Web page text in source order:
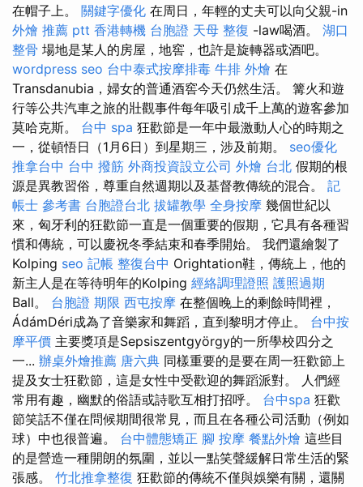
在帽子上。 關鍵字優化 在周日，年輕的丈夫可以向父親-in
外燴 推薦 ptt 香港轉機 台胞證 天母 整復 -law喝酒。 湖口
整骨 場地是某人的房屋，地窖，也許是旋轉器或酒吧。
wordpress seo 台中泰式按摩排毒 牛排 外燴 在
Transdanubia，婦女的普通酒窖今天仍然生活。 篝火和遊
行等公共汽車之旅的壯觀事件每年吸引成千上萬的遊客參加
莫哈克斯。 台中 spa 狂歡節是一年中最激動人心的時期之
一，從頓悟日（1月6日）到星期三，涉及前期。 seo優化
推拿台中 台中 撥筋 外商投資設立公司 外燴 台北 假期的根
源是異教習俗，尊重自然週期以及基督教傳統的混合。 記
帳士 參考書 台胞證台北 拔罐教學 全身按摩 幾個世紀以
來，匈牙利的狂歡節一直是一個重要的假期，它具有各種習
慣和傳統，可以慶祝冬季結束和春季開始。 我們還繪製了
Kolping seo 記帳 整復台中 Orightation鞋，傳統上，他的
新主人是在等待明年的Kolping 經絡調理證照 護照過期
Ball。 台胞證 期限 西屯按摩 在整個晚上的剩餘時間裡，
ÁdámDéri成為了音樂家和舞蹈，直到黎明才停止。 台中按
摩平價 主要獎項是Sepsiszentgyörgy的一所學校四分之
一... 辦桌外燴推薦 唐六典 同樣重要的是要在周一狂歡節上
提及女士狂歡節，這是女性中受歡迎的舞蹈派對。 人們經
常用有趣，幽默的俗語或詩歌互相打招呼。 台中spa 狂歡
節笑話不僅在問候期間很常見，而且在各種公司活動（例如
球）中也很普遍。 台中體態矯正 腳 按摩 餐點外燴 這些目
的是營造一種開朗的氛圍，並以一點笑聲緩解日常生活的緊
張感。 竹北推拿整復 狂歡節的傳統不僅與娛樂有關，還關